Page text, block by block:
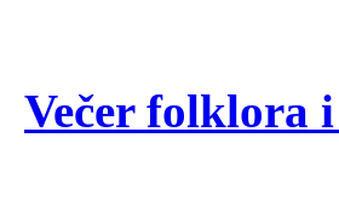
Večer folklora